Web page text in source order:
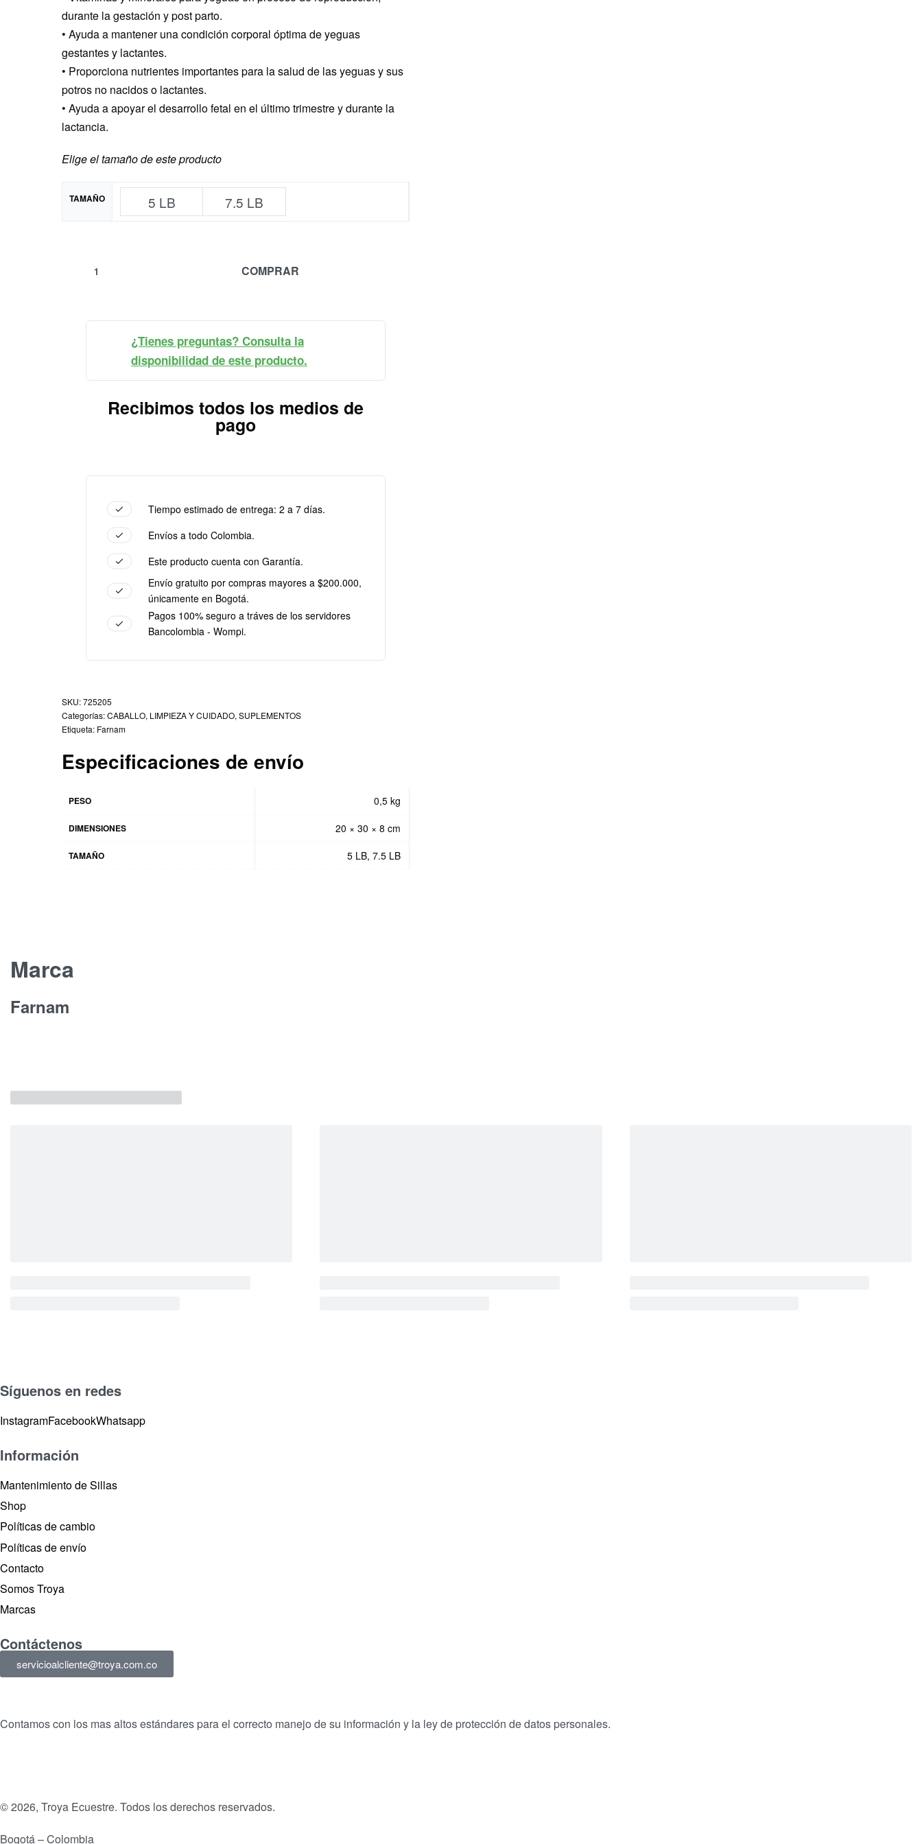
durante la gestación y post parto.
• Ayuda a mantener una condición corporal óptima de yeguas
gestantes y lactantes.
• Proporciona nutrientes importantes para la salud de las yeguas y sus
potros no nacidos o lactantes.
• Ayuda a apoyar el desarrollo fetal en el último trimestre y durante la
lactancia.
Elige el tamaño de este producto
TAMAÑO 5 LB 7.5 LB
COMPRAR
¿Tienes preguntas? Consulta la
disponibilidad de este producto.
Recibimos todos los medios de
pago
Tiempo estimado de entrega: 2 a 7 días.
Envíos a todo Colombia.
Este producto cuenta con Garantía.
Envío gratuito por compras mayores a $200.000,
únicamente en Bogotá.
Pagos 100% seguro a tráves de los servidores
Bancolombia - Wompi.
725205
Categorías:CABALLO, LIMPIEZA Y CUIDADO, SUPLEMENTOS
Etiqueta: Farnam
Especificaciones de envío
PESO 0,5 kg
DIMENSIONES 20 × 30 × 8 cm
TAMAÑO 5 LB, 7.5 LB
Marca
Farnam
Síguenos en redes
InstagramFacebookWhatsapp
Información
Mantenimiento de Sillas
Shop
Políticas de cambio
Políticas de envío
Contacto
Somos Troya
Marcas
Contáctenos
servicioalcliente@troya.com.co
Contamos con los mas altos estándares para el correcto manejo de su información y la ley de protección de datos personales.
© 2026, Troya Ecuestre. Todos los derechos reservados.
Bogotá – Colombia